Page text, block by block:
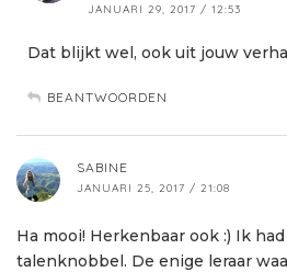
JANUARI 29, 2017 / 12:53
Dat blijkt wel, ook uit jouw
BEANTWOORDEN
SABINE
JANUARI 25, 2017 / 21:08
Ha mooi! Herkenbaar ook :) Ik
talenknobbel. De enige leraar